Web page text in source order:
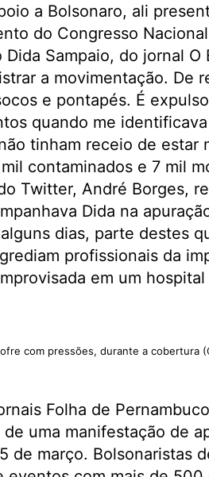
a Bolsonaro, ali
do Congresso
Sampaio, do jornal O
a movimentação. De
e pontapés. É
quando me
tinham receio de estar
contaminados e 7 mil
Twitter, André Borges,
Dida na
dias, parte destes
profissionais da
em um
com pressões, durante a cobertura
Folha de
uma manifestação de
de março. Bolsonaristas